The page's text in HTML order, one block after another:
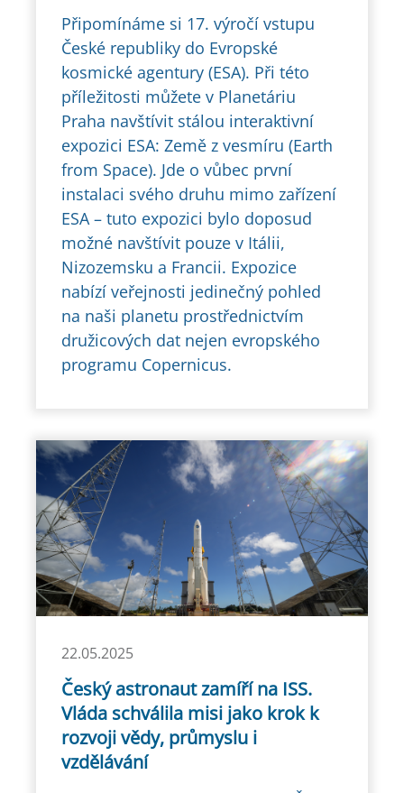
Připomínáme si 17. výročí vstupu
České republiky do Evropské
kosmické agentury (ESA). Při této
příležitosti můžete v Planetáriu
Praha navštívit stálou interaktivní
expozici ESA: Země z vesmíru (Earth
from Space). Jde o vůbec první
instalaci svého druhu mimo zařízení
ESA – tuto expozici bylo doposud
možné navštívit pouze v Itálii,
Nizozemsku a Francii. Expozice
nabízí veřejnosti jedinečný pohled
na naši planetu prostřednictvím
družicových dat nejen evropského
programu Copernicus.
22.05.2025
Český astronaut zamíří na ISS.
Vláda schválila misi jako krok k
rozvoji vědy, průmyslu i
vzdělávání